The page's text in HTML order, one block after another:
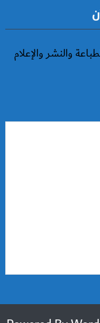
والنشر والإعلام